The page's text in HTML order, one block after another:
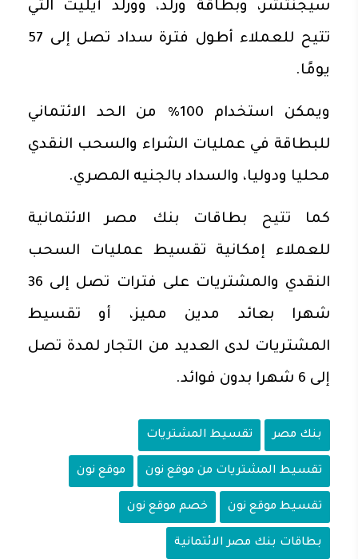
سيجنتشر، وبطاقة ورلد، وورلد أيليت التي
تتيح للعملاء أطول فترة سداد تصل إلى 57
يومًا.
ويمكن استخدام 100% من الحد الائتماني
للبطاقة في عمليات الشراء والسحب النقدي
محليا ودوليا، والسداد بالجنيه المصري.
كما تتيح بطاقات بنك مصر الائتمانية
للعملاء إمكانية تقسيط عمليات السحب
النقدي والمشتريات على فترات تصل إلى 36
شهرا بعائد مدين مميز، أو تقسيط
المشتريات لدى العديد من التجار لمدة تصل
إلى 6 شهرا بدون فوائد.
بنك مصر تقسيط المشتريات
تقسيط المشتريات من موقع نون موقع نون
تقسيط موقع نون خصم موقع نون
بطاقات بنك مصر الائتمانية